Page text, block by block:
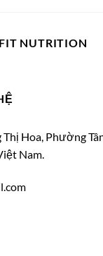
NUTRITION
Thị Hoa, Phường
Nam.